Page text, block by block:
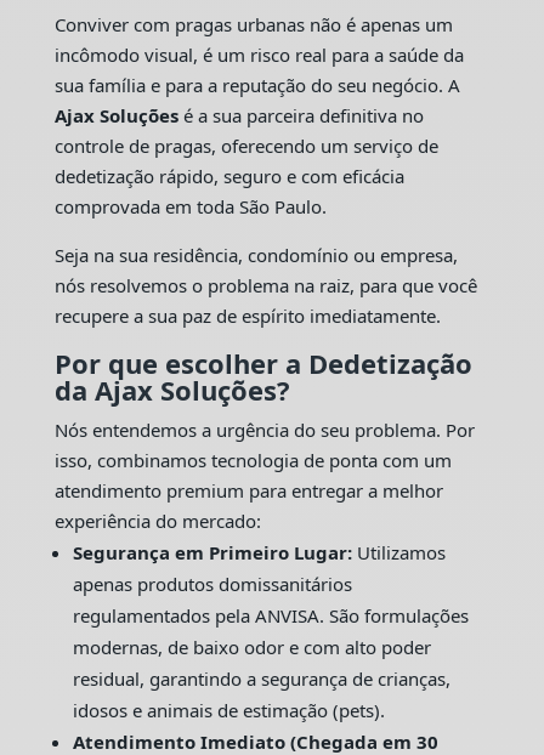
Conviver com pragas urbanas não é apenas um
incômodo visual, é um risco real para a saúde da
sua família e para a reputação do seu negócio. A
Ajax Soluçõesé a sua parceira definitiva no
controle de pragas, oferecendo um serviço de
dedetização rápido, seguro e com eficácia
comprovada em toda São Paulo.
Seja na sua residência, condomínio ou empresa,
nós resolvemos o problema na raiz, para que você
recupere a sua paz de espírito imediatamente.
Por que escolher a Dedetização
da Ajax Soluções?
Nós entendemos a urgência do seu problema. Por
isso, combinamos tecnologia de ponta com um
atendimento premium para entregar a melhor
experiência do mercado:
Segurança em Primeiro Lugar:Utilizamos
apenas produtos domissanitários
regulamentados pela ANVISA. São formulações
modernas, de baixo odor e com alto poder
residual, garantindo a segurança de crianças,
idosos e animais de estimação (pets).
Atendimento Imediato (Chegada em 30